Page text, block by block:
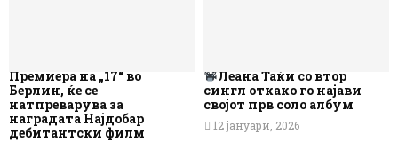
Премиера на „17“ во
Берлин, ќе се
натпреварува за
наградата Најдобар
дебитантски филм
Леана Таќи со втор
сингл откако го најави
својот прв соло албум
12 јануари, 2026